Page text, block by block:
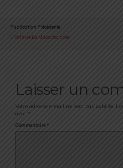
Publication Précédente
Vaincre La Mucoviscidose
Laisser un
Votre adresse e-mail ne sera pas publiée.
avec *
Commentaire *